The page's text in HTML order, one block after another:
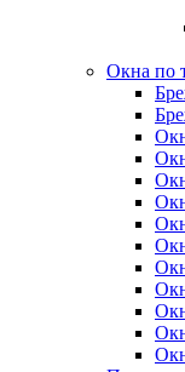
Окна по